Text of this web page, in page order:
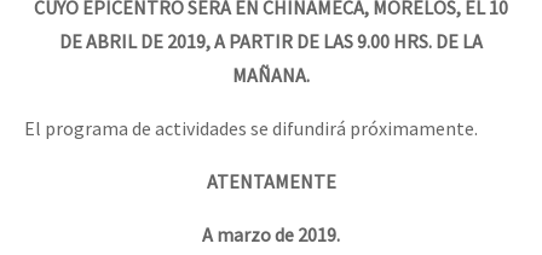
CUYO EPICENTRO SERÁ EN CHINAMECA, MORELOS, EL 10
DE ABRIL DE 2019, A PARTIR DE LAS 9.00 HRS. DE LA
MAÑANA.
El programa de actividades se difundirá próximamente.
ATENTAMENTE
A marzo de 2019.